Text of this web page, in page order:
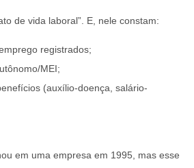
de vida laboral”. E, nele constam:
registrados;
MEI;
(auxílio-doença, salário-
em uma empresa em 1995, mas esse